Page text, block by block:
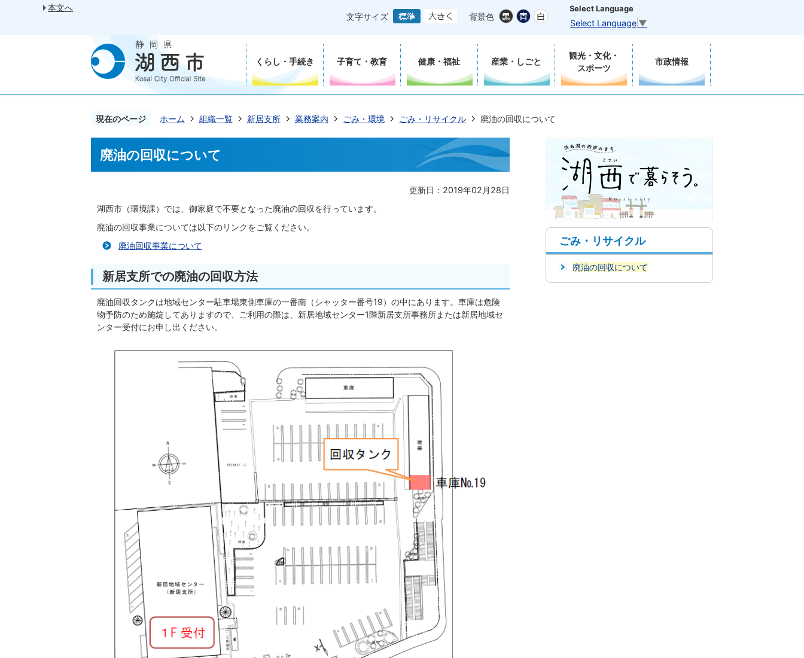
本文へ
文字サイズ
背景色
Select Language
Select Language ▼
くらし・手続き 子育て・教育 健康・福祉 産業・しごと
観光・文化・
スポーツ
市政情報
現在のページ ホーム 組織一覧 新居支所 業務案内 ごみ・環境 ごみ・リサイクル 廃油の回収について
廃油の回収について
更新日：2019年02月28日
湖西市（環境課）では、御家庭で不要となった廃油の回収を行っています。
廃油の回収事業については以下のリンクをご覧ください。
廃油回収事業について
新居支所での廃油の回収方法
廃油回収タンクは地域センター駐車場東側車庫の一番南（シャッター番号19）の中にあります。車庫は危険
物予防のため施錠してありますので、ご利用の際は、新居地域センター1階新居支所事務所または新居地域セ
ンター受付にお申し出ください。
ごみ・リサイクル
廃油の回収について